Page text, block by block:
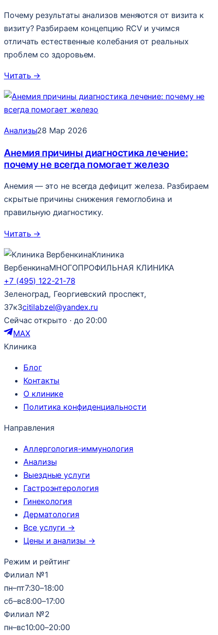
Почему результаты анализов меняются от визита к
визиту? Разбираем концепцию RCV и учимся
отличать естественные колебания от реальных
проблем со здоровьем.
Читать →
Анализы28 Мар 2026
Анемия причины диагностика лечение:
почему не всегда помогает железо
Анемия — это не всегда дефицит железа. Разбираем
скрытые причины снижения гемоглобина и
правильную диагностику.
Читать →
Клиника
ВербенкинаМНОГОПРОФИЛЬНАЯ КЛИНИКА
+7 (495) 122-21-78
Зеленоград, Георгиевский проспект,
37к3citilabzel@yandex.ru
Сейчас открыто · до 20:00
MAX
Клиника
Блог
Контакты
О клинике
Политика конфиденциальности
Направления
Аллергология-иммунология
Анализы
Выездные услуги
Гастроэнтерология
Гинекология
Дерматология
Все услуги →
Цены и анализы →
Режим и рейтинг
Филиал №1
пн–пт7:30–18:00
сб–вс8:00–17:00
Филиал №2
пн–вс10:00–20:00